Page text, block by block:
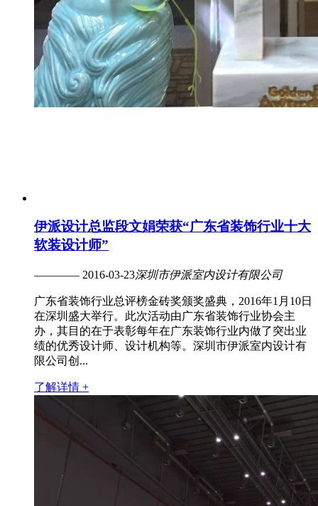
伊派设计总监段文娟荣获“广东省装饰行业十大
软装设计师”
———— 2016-03-23深圳市伊派室内设计有限公司
广东省装饰行业总评榜金砖奖颁奖盛典，2016年1月10日
在深圳盛大举行。此次活动由广东省装饰行业协会主
办，其目的在于表彰每年在广东装饰行业内做了突出业
绩的优秀设计师、设计机构等。深圳市伊派室内设计有
限公司创...
了解详情 +